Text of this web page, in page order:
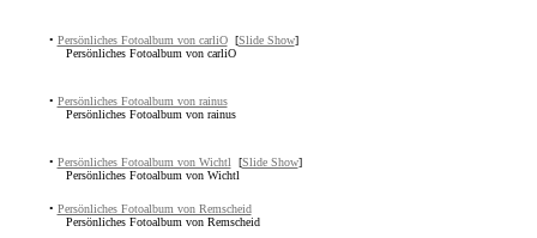
• Persönliches Fotoalbum von carliO [Slide Show]
Persönliches Fotoalbum von carliO
• Persönliches Fotoalbum von rainus
Persönliches Fotoalbum von rainus
• Persönliches Fotoalbum von Wichtl [Slide Show]
Persönliches Fotoalbum von Wichtl
• Persönliches Fotoalbum von Remscheid
Persönliches Fotoalbum von Remscheid